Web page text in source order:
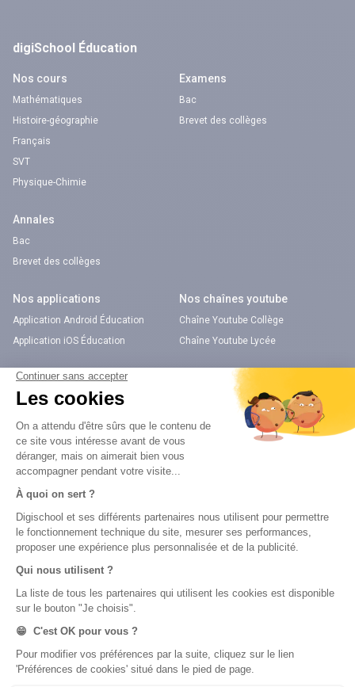
digiSchool Éducation
Nos cours
Mathématiques
Histoire-géographie
Français
SVT
Physique-Chimie
Examens
Bac
Brevet des collèges
Annales
Bac
Brevet des collèges
Nos applications
Application Android Éducation
Application iOS Éducation
Nos chaînes youtube
Chaîne Youtube Collège
Chaîne Youtube Lycée
digiSchool Orientation
Orientation
Diplômes
Métiers
Écoles
Nos applications
Application Android Pitangoo
Notre chaîne Youtube
Chaîne Youtube Orientation
Code auto
Examens blancs
Réserver une session
Réserver une session
Code gratuit